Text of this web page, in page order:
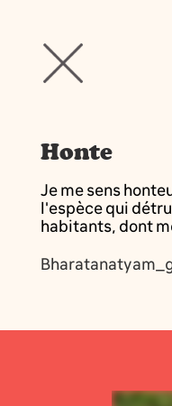
Honte
Je me sens
l'espèce qui
habitants, dont